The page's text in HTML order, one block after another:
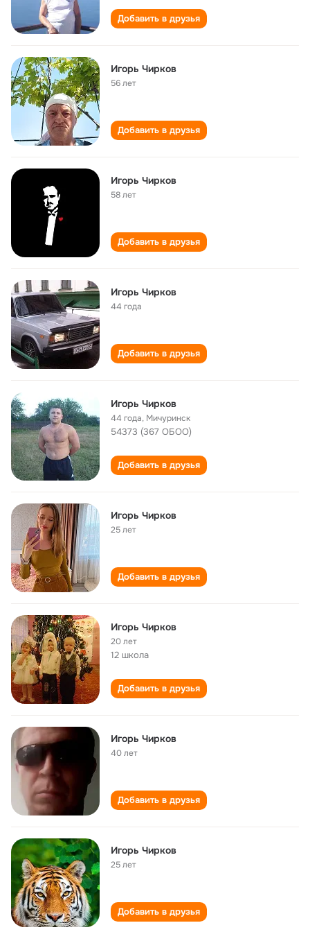
Добавить в друзья
Игорь Чирков
56 лет
Добавить в друзья
Игорь Чирков
58 лет
Добавить в друзья
Игорь Чирков
44 года
Добавить в друзья
Игорь Чирков
44 года, Мичуринск
54373 (367 ОБОО)
Добавить в друзья
Игорь Чирков
25 лет
Добавить в друзья
Игорь Чирков
20 лет
12 школа
Добавить в друзья
Игорь Чирков
40 лет
Добавить в друзья
Игорь Чирков
25 лет
Добавить в друзья